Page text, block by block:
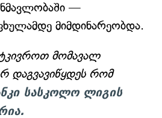
—
მიმდინარეობდა.
მომავალ
დაგვავიწყდეს რომ
სასკოლო ლიგის